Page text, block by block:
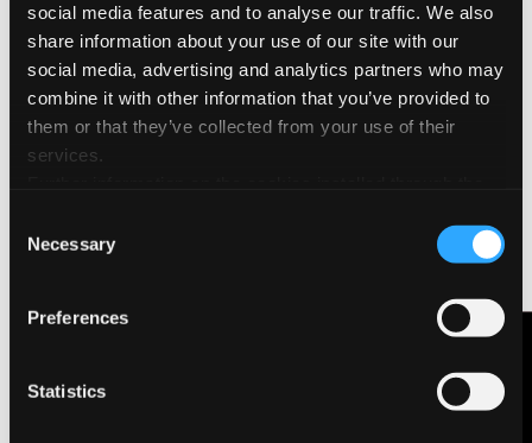
social media features and to analyse our traffic. We also
share information about your use of our site with our
social media, advertising and analytics partners who may
combine it with other information that you’ve provided to
them or that they’ve collected from your use of their
services.
Selection
Necessary
Preferences
Statistics Contattaci